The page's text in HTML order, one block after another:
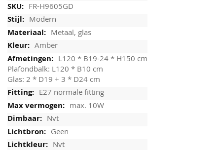
FR-H9605GD
Modern
Metaal, glas
Amber
L120 * B19-24 * H150 cm
Plafondbalk: L120 * B10 cm
Glas: 2 * D19 + 3 * D24 cm
E27 normale fitting
max. 10W
Nvt
Geen
Nvt